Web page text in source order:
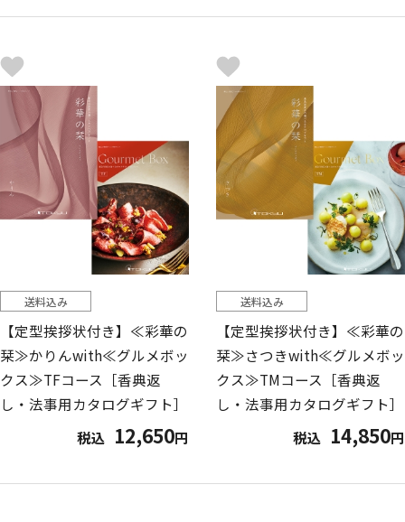
送料込み
【定型挨拶状付き】≪彩華の
栞≫かりんwith≪グルメボッ
クス≫TFコース［香典返
し・法事用カタログギフト］
税込 12,650円
送料込み
【定型挨拶状付き】≪彩華の
栞≫さつきwith≪グルメボッ
クス≫TMコース［香典返
し・法事用カタログギフト］
税込 14,850円